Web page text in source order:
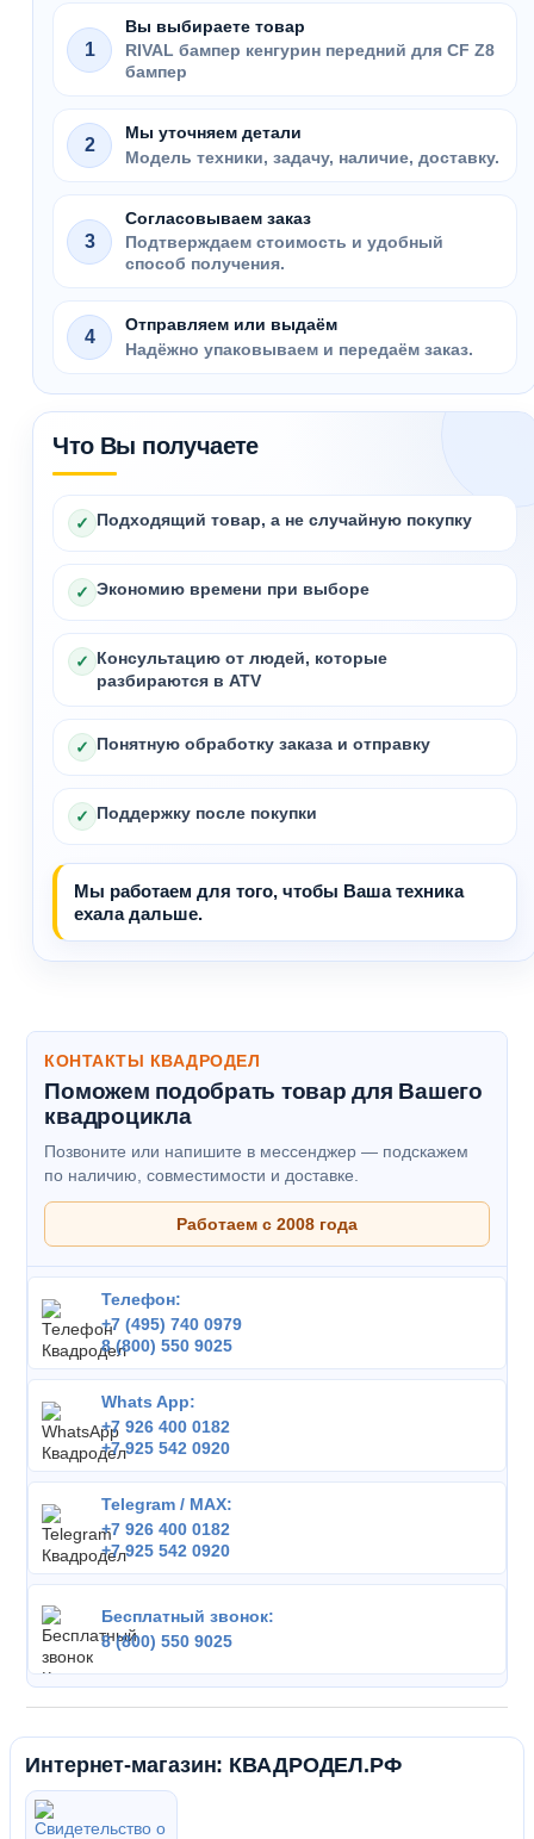
1
Вы выбираете товар
RIVAL бампер кенгурин передний для CF Z8
бампер
2
Мы уточняем детали
Модель техники, задачу, наличие, доставку.
3
Согласовываем заказ
Подтверждаем стоимость и удобный
способ получения.
4
Отправляем или выдаём
Надёжно упаковываем и передаём заказ.
Что Вы получаете
✓ Подходящий товар, а не случайную покупку
✓ Экономию времени при выборе
✓ Консультацию от людей, которые
разбираются в ATV
✓ Понятную обработку заказа и отправку
✓ Поддержку после покупки
Мы работаем для того, чтобы Ваша техника
ехала дальше.
КОНТАКТЫ КВАДРОДЕЛ
Поможем подобрать товар для Вашего
квадроцикла
Позвоните или напишите в мессенджер — подскажем
по наличию, совместимости и доставке.
Работаем с 2008 года
Телефон:
+7 (495) 740 0979
8 (800) 550 9025
Whats App:
+7 926 400 0182
+7 925 542 0920
Telegram / MAX:
+7 926 400 0182
+7 925 542 0920
Бесплатный звонок:
8 (800) 550 9025
Интернет-магазин: КВАДРОДЕЛ.РФ